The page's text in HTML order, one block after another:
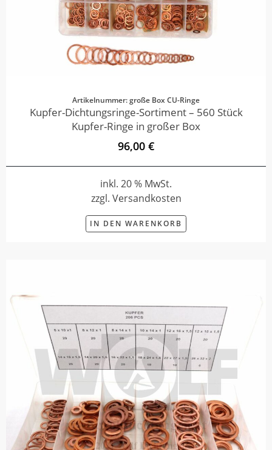
Artikelnummer: große Box CU-Ringe
Kupfer-Dichtungsringe-Sortiment – 560 Stück
Kupfer-Ringe in großer Box
96,00 €
inkl. 20 % MwSt.
zzgl. Versandkosten
IN DEN WARENKORB